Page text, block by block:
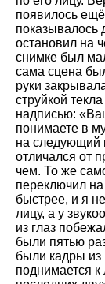
появилось
показывалось
остановил на
снимке был
сама сцена
руки
струйкой
надписью:
понимаете в
на следующий
отличался от
чем. То же
переключил
быстрее, и я
лицу, а у
из глаз
были пятью
были кадры из
поднимается к